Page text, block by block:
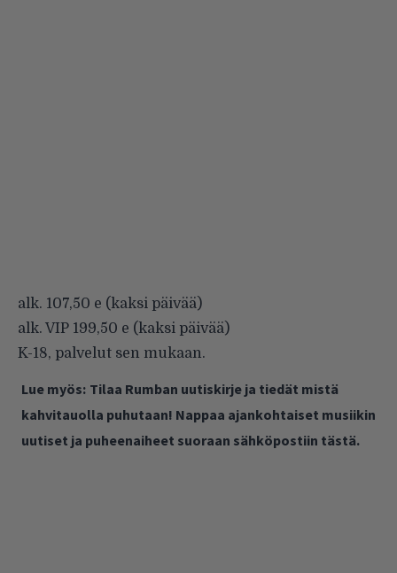
alk. 107,50 e (kaksi päivää)
alk. VIP 199,50 e (kaksi päivää)
K-18, palvelut sen mukaan.
Lue myös: Tilaa Rumban uutiskirje ja tiedät mistä
kahvitauolla puhutaan! Nappaa ajankohtaiset musiikin
uutiset ja puheenaiheet suoraan sähköpostiin tästä.